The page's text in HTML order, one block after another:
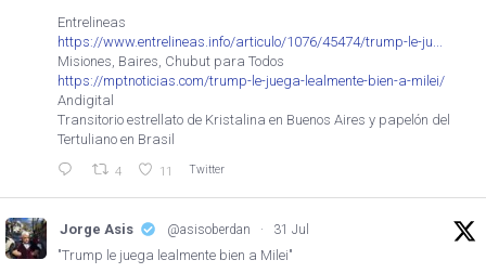
Entrelineas
https://www.entrelineas.info/articulo/1076/45474/trump-le-ju...
Misiones, Baires, Chubut para Todos
https://mptnoticias.com/trump-le-juega-lealmente-bien-a-milei/
Andigital
Transitorio estrellato de Kristalina en Buenos Aires y papelón del
Tertuliano en Brasil
4 11 Twitter
Jorge Asis @asisoberdan · 31 Jul
"Trump le juega lealmente bien a Milei"